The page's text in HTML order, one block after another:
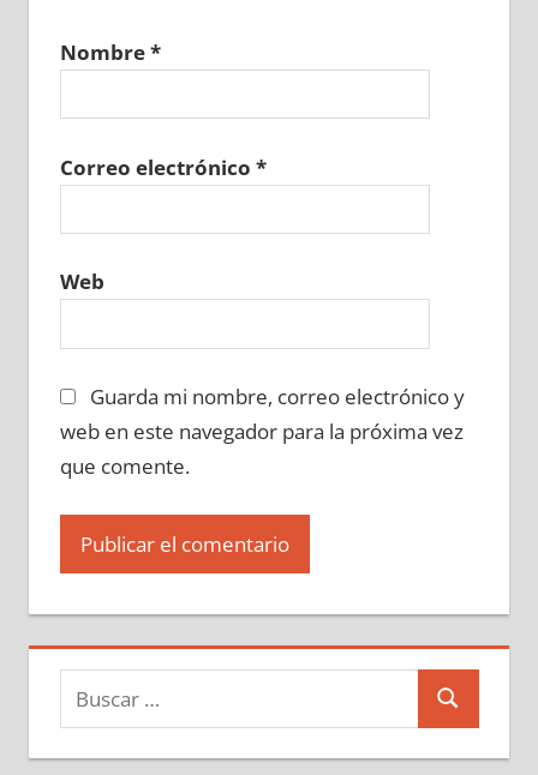
Nombre*
Correo electrónico *
Web
Guarda mi nombre, correo electrónico y
web en este navegador para la próxima vez
que comente.
Buscar